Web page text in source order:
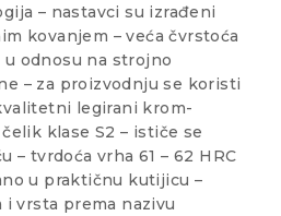
– nastavci su izrađeni
kovanjem – veća čvrstoća
u odnosu na strojno
– za proizvodnju se koristi
legirani krom-
klase S2 – ističe se
– tvrdoća vrha 61 – 62 HRC
u praktičnu kutijicu –
i vrsta prema nazivu